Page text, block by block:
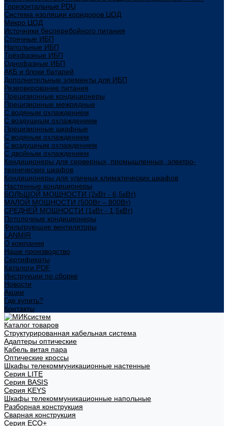
Горизонтальные PDU
Система изоляции коридоров ЦОД
Микро ЦОД
Источники бесперебойного питания
Стоечные ИБП
Напольные ИБП
Трёхфазные ИБП
Однофазные ИБП
АКБ и блоки батарей
Дополнительные элементы для ИБП
Резервирование питания
Прецизионные кондиционеры
Прецизионные межрядные
С водяным охлаждением
С воздушным охлаждением
Прецизионные шкафные
С водяным охлаждением
С воздушным охлаждением
С двойным охлаждением
Кондиционеры для серверных, промышленных, электро-
технических шкафов
Кондиционеры для уличных климатических шкафов
Настенные кондиционеры
БОЛЬШОЙ МОЩНОСТИ (2кВт - 6,5кВт)
МАЛОЙ МОЩНОСТИ (500Вт – 800Вт)
СРЕДНЕЙ МОЩНОСТИ (1кВт - 1,5кВт)
Потолочные кондиционеры
Фильтрующие вентиляторы
LANMIR
О компании
Наше производство
Сертификаты
Каталоги PDF
Инструкции по сборке
Новости
Акции
Где купить?
Контакты
Каталог товаров
Структурированная кабельная система
Адаптеры оптические
Кабель витая пара
Оптические кроссы
Шкафы телекоммуникационные настенные
Cерия LITE
Cерия BASIS
Cерия KEYS
Шкафы телекоммуникационные напольные
Разборная конструкция
Сварная конструкция
Серия ECO+